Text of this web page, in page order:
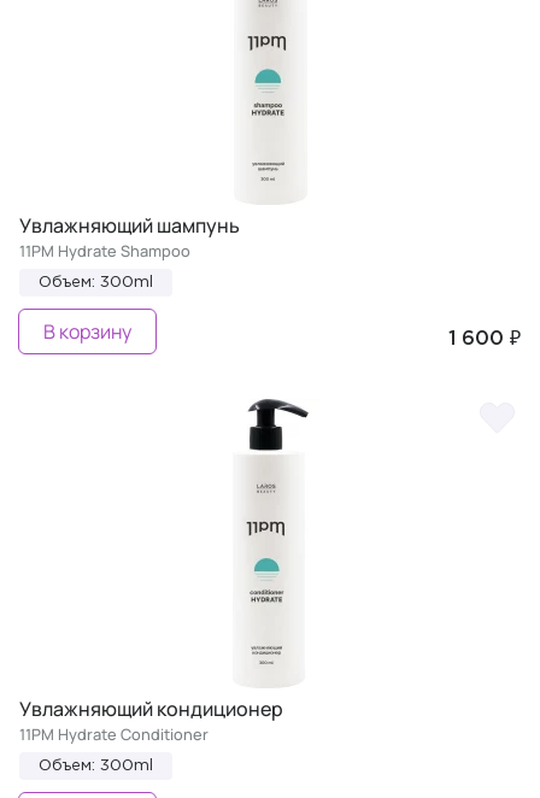
Увлажняющий шампунь
11PM Hydrate Shampoo
Объем: 300ml
1 600 ₽
В корзину
Увлажняющий кондиционер
11PM Hydrate Conditioner
Объем: 300ml